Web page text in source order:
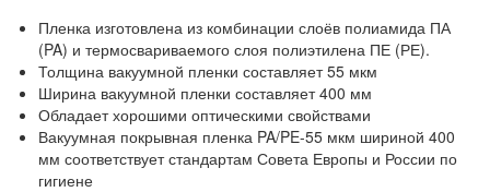
Пленка изготовлена из комбинации слоёв полиамида ПА
(PA) и термосвариваемого слоя полиэтилена ПЕ (РЕ).
Толщина вакуумной пленки составляет 55 мкм
Ширина вакуумной пленки составляет 400 мм
Обладает хорошими оптическими свойствами
Вакуумная покрывная пленка PA/PE-55 мкм шириной 400
мм соответствует стандартам Совета Европы и России по
гигиене